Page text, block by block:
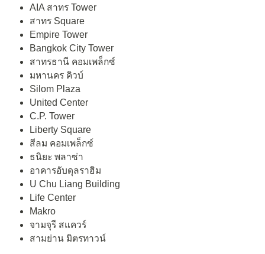
AIA สาทร Tower
สาทร Square
Empire Tower
Bangkok City Tower
สาทรธานี คอมเพล็กซ์
มหานคร คิวบ์
Silom Plaza
United Center
C.P. Tower
Liberty Square
สีลม คอมเพล็กซ์
ธนิยะ พลาซ่า
อาคารอับดุลราฮิม
U Chu Liang Building
Life Center
Makro
จามจุรี สแควร์
สามย่าน มิตรทาวน์